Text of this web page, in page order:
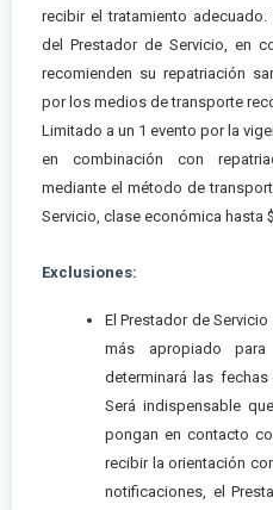
recibir el tratamiento
del Prestador de Servicio, en
recomienden su repatriación
por los medios de transporte
Limitado a un 1 evento por la
en combinación con
mediante el método de
Servicio, clase económica hasta
Exclusiones:
El Prestador de
más apropiado
determinará las
Será indispensable
pongan en contacto
recibir la orientación
notificaciones, el